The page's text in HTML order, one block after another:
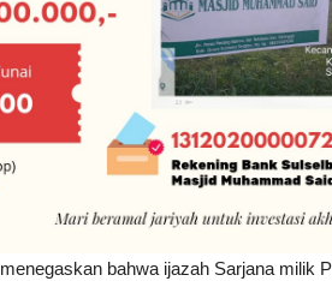
bahwa ijazah Sarjana milik